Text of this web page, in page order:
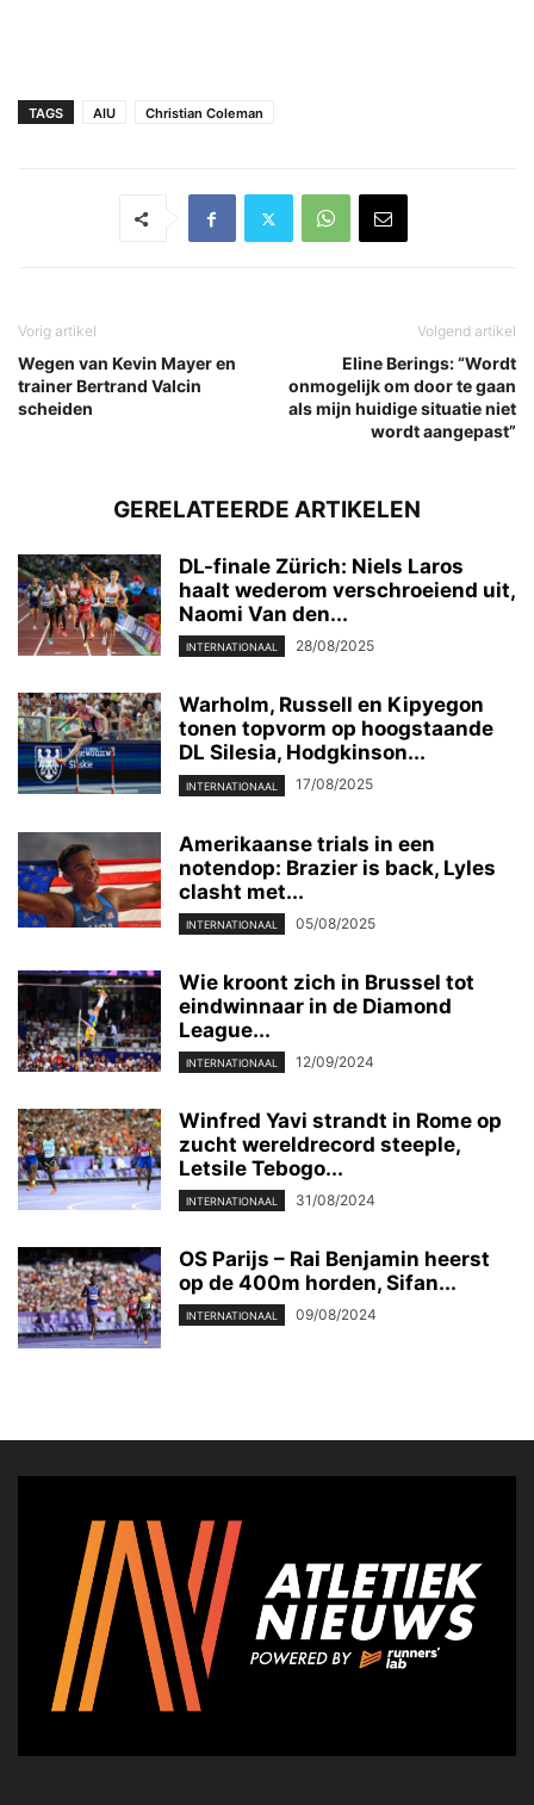
TAGS AIU Christian Coleman
Vorig artikel
Wegen van Kevin Mayer en
trainer Bertrand Valcin
scheiden
Volgend artikel
Eline Berings: “Wordt
onmogelijk om door te gaan
als mijn huidige situatie niet
wordt aangepast”
GERELATEERDE ARTIKELEN
DL-finale Zürich: Niels Laros
haalt wederom verschroeiend uit,
Naomi Van den...
INTERNATIONAAL 28/08/2025
Warholm, Russell en Kipyegon
tonen topvorm op hoogstaande
DL Silesia, Hodgkinson...
INTERNATIONAAL 17/08/2025
Amerikaanse trials in een
notendop: Brazier is back, Lyles
clasht met...
INTERNATIONAAL 05/08/2025
Wie kroont zich in Brussel tot
eindwinnaar in de Diamond
League...
INTERNATIONAAL 12/09/2024
Winfred Yavi strandt in Rome op
zucht wereldrecord steeple,
Letsile Tebogo...
INTERNATIONAAL 31/08/2024
OS Parijs – Rai Benjamin heerst
op de 400m horden, Sifan...
INTERNATIONAAL 09/08/2024